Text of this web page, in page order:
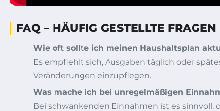
FAQ – HÄUFIG GESTELLTE
Wie oft sollte ich meinen Haushaltsplan
Es empfiehlt sich, Ausgaben täglich oder
Veränderungen einzupflegen.
Was mache ich bei unregelmäßigen
Bei schwankenden Einnahmen ist es